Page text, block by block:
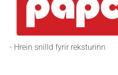
- Hrein snilld fyrir reksturinn